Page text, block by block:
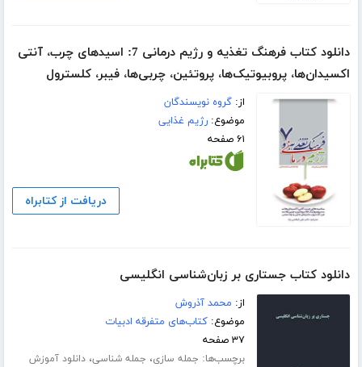
دانلود کتاب فرهنگ تغذیه و رژیم درمانی 7: اسیدهای چرب، آنتی
اکسیدان‌ها، پروبیوتیک‌ها، پروتئین، چربی‌ها، فیبر، کلسترول
از:گروه نویسندگان
موضوع:رژیم غذایی
۶۱ صفحه
دریافت از کتابراه
دانلود کتاب جستاری بر زبان‌شناسی انگلیسی
از: محمد آذروش
موضوع:کتاب‌های متفرقه ادبیات
۳۷ صفحه
برچسب‌ها: جمله سازی، جمله شناسی،دانلود آموزش